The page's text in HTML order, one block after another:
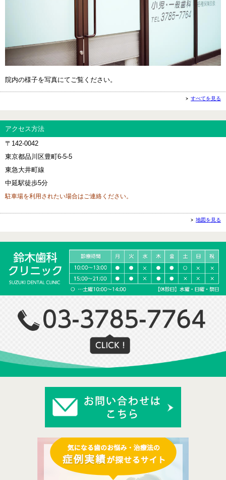
院内の様子を写真にてご覧ください。
すべてを見る
アクセス方法
〒142-0042
東京都品川区豊町6-5-5
東急大井町線
中延駅徒歩5分
駐車場を利用されたい場合はご連絡ください。
地図を見る